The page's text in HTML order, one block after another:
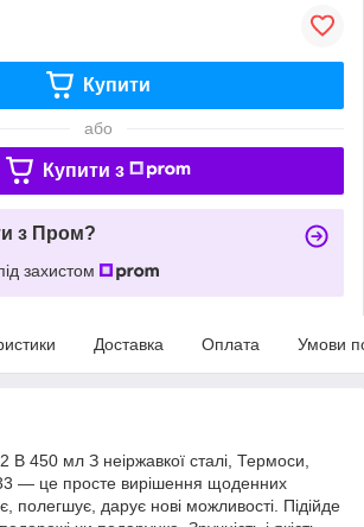
Купити
або
Купити з
з Пром?
захистом
Доставка Оплата Умови
450 мл З неіржавкої сталі, Термоси,
— це просте вирішення щоденних
полегшує, дарує нові можливості. Підійде